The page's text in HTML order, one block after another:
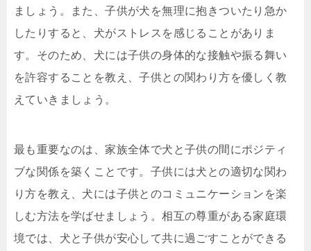
ましょう。また、子供が犬を無理に抱きついたり急か
したりすると、犬がストレスを感じることがありま
す。そのため、犬には子供の身体的な接触や振る舞い
を許容することを教え、子供との関わり方を優しく教
えていきましょう。
最も重要なのは、家族全体で犬と子供の間にポジティ
ブな関係を築くことです。子供には犬との適切な関わ
り方を教え、犬には子供とのコミュニケーションを楽
しむ方法を学ばせましょう。相互の尊重がある家庭環
境では、犬と子供が安心して共に過ごすことができる